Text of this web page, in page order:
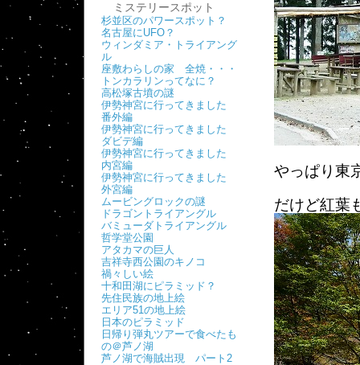
ミステリースポット
杉並区のパワースポット？
名古屋にUFO？
ウィンダミア・トライアング
ル
座敷わらしの家 全焼・・・
トンカラリンってなに？
高松塚古墳の謎
伊勢神宮に行ってきました
番外編
伊勢神宮に行ってきました
ダビデ編
伊勢神宮に行ってきました
内宮編
伊勢神宮に行ってきました
外宮編
ムービングロックの謎
ドラゴントライアングル
バミューダトライアングル
哲学堂公園
アタカマの巨人
吉祥寺西公園のキノコ
禍々しい絵
十和田湖にピラミッド？
先住民族の地上絵
エリア51の地上絵
日本のピラミッド
日帰り弾丸ツアーで食べたも
の＠芦ノ湖
芦ノ湖で海賊出現 パート2
やっぱり東
だけど紅葉